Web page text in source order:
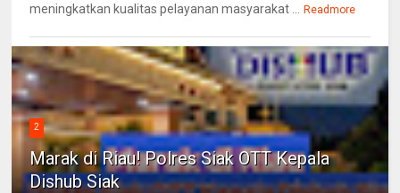
meningkatkan kualitas pelayanan masyarakat ...
Readmore
2
Marak di Riau! Polres Siak OTT Kepala
Dishub Siak